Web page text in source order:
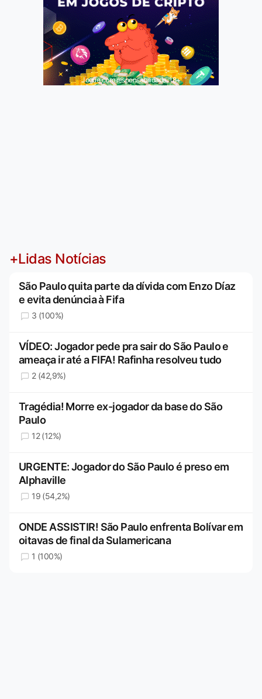
Jogue com responsabilidade. 18+
+Lidas Notícias
São Paulo quita parte da dívida com Enzo Díaz
e evita denúncia à Fifa
3 (100%)
VÍDEO: Jogador pede pra sair do São Paulo e
ameaça ir até a FIFA! Rafinha resolveu tudo
2 (42,9%)
Tragédia! Morre ex-jogador da base do São
Paulo
12 (12%)
URGENTE: Jogador do São Paulo é preso em
Alphaville
19 (54,2%)
ONDE ASSISTIR! São Paulo enfrenta Bolívar em
oitavas de final da Sulamericana
1 (100%)